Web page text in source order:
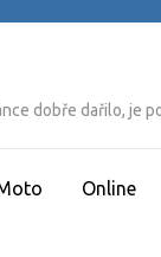
dobře dařilo, je
Online